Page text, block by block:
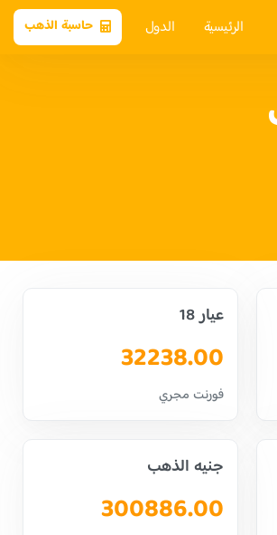
الرئيسية الدول حاسبة الذهب
عيار 18
32238.00
فورنت مجري
جنيه الذهب
300886.00